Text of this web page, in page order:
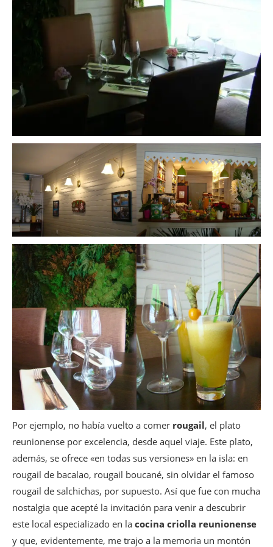
Por ejemplo, no había vuelto a comer rougail, el plato
reunionense por excelencia, desde aquel viaje. Este plato,
además, se ofrece «en todas sus versiones» en la isla: en
rougail de bacalao, rougail boucané, sin olvidar el famoso
rougail de salchichas, por supuesto. Así que fue con mucha
nostalgia que acepté la invitación para venir a descubrir
este local especializado en la cocina criolla reunionense
y que, evidentemente, me trajo a la memoria un montón